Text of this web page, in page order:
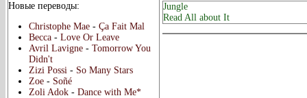
Новые переводы:
Christophe Mae - Ça Fait Mal
Becca - Love Or Leave
Avril Lavigne - Tomorrow You
Didn't
Zizi Possi - So Many Stars
Zoe - Soñé
Zoli Adok - Dance with Me*
Jungle
Read All about It